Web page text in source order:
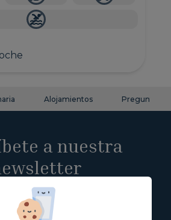
Alojamientos Preguntas
a nuestra